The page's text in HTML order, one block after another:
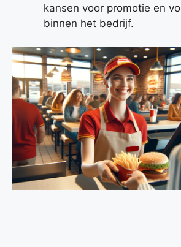
kansen voor promotie en
binnen het bedrijf.